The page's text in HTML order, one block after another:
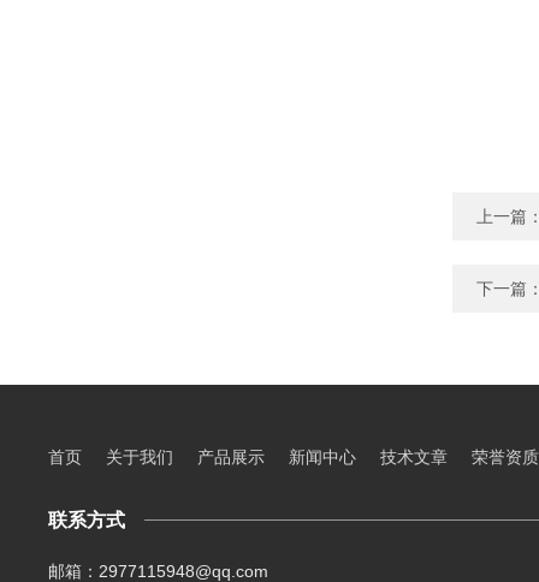
上一篇
下一篇
首页 关于我们 产品展示 新闻中心 技术文章 荣誉资质
联系方式
邮箱：2977115948@qq.com